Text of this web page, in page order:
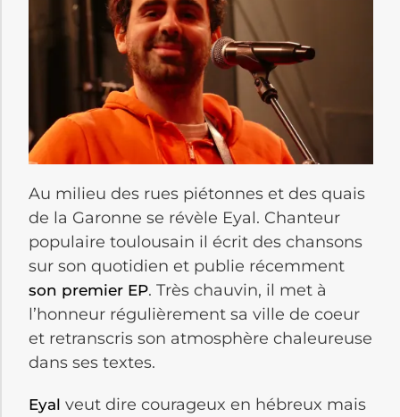
Au milieu des rues piétonnes et des quais
de la Garonne se révèle Eyal. Chanteur
populaire toulousain il écrit des chansons
sur son quotidien et publie récemment
son premier EP. Très chauvin, il met à
l’honneur régulièrement sa ville de coeur
et retranscris son atmosphère chaleureuse
dans ses textes.
Eyal veut dire courageux en hébreux mais